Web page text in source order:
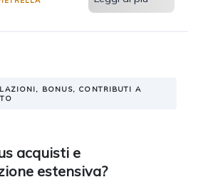
BONUS, CONTRIBUTI A
acquisti e
estensiva?